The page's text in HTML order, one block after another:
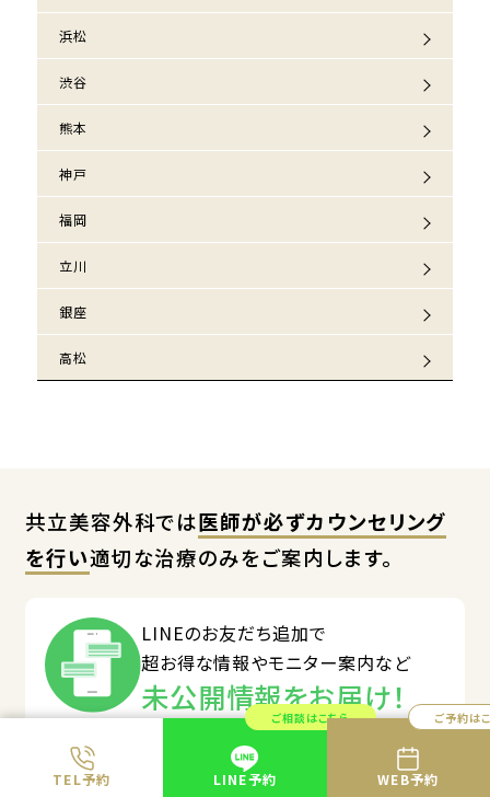
TEL予約
ご相談はこちら
LINE予約
ご予約は
WEB予約
浜松
渋谷
熊本
神戸
福岡
立川
銀座
高松
共立美容外科では医師が必ずカウンセリング
を行い適切な治療のみをご案内します。
LINEのお友だち追加で
超お得な情報やモニター案内など
未公開情報をお届け！
TELで予約する